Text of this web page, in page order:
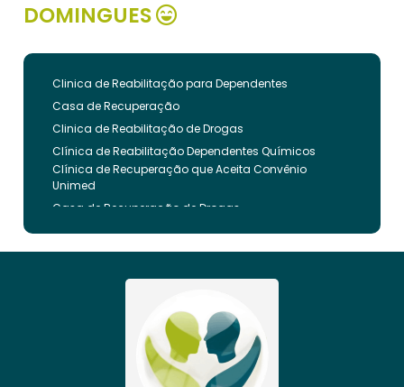
DOMINGUES
Clinica de Reabilitação para Dependentes
Casa de Recuperação
Clinica de Reabilitação de Drogas
Clínica de Reabilitação Dependentes Químicos
Clínica de Recuperação que Aceita Convênio
Unimed
Casa de Recuperação de Drogas
Clínica de Reabilitação de Dependentes Químicos
Clinica de Recuperação de Drogas Pelo Bradesco
Internação Involuntária que Aceita Convenio
Clinica de Reabilitação Involuntaria
Clinica de Reabilitação de Drogas Feminina
Casa de Recuperação para Drogados